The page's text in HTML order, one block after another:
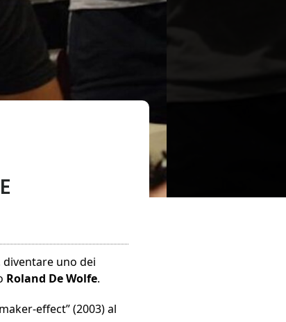
diventare uno dei
Roland De Wolfe.
effect” (2003) al